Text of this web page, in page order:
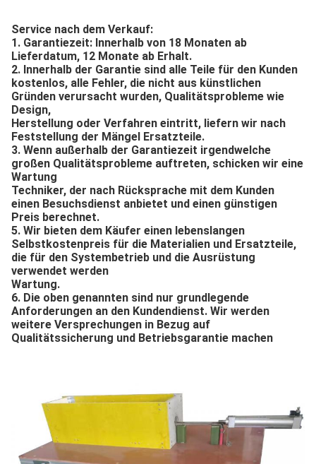
Service nach dem Verkauf:
1. Garantiezeit: Innerhalb von 18 Monaten ab
Lieferdatum, 12 Monate ab Erhalt.
2. Innerhalb der Garantie sind alle Teile für den Kunden
kostenlos, alle Fehler, die nicht aus künstlichen
Gründen verursacht wurden, Qualitätsprobleme wie
Design,
Herstellung oder Verfahren eintritt, liefern wir nach
Feststellung der Mängel Ersatzteile.
3. Wenn außerhalb der Garantiezeit irgendwelche
großen Qualitätsprobleme auftreten, schicken wir eine
Wartung
Techniker, der nach Rücksprache mit dem Kunden
einen Besuchsdienst anbietet und einen günstigen
Preis berechnet.
5. Wir bieten dem Käufer einen lebenslangen
Selbstkostenpreis für die Materialien und Ersatzteile,
die für den Systembetrieb und die Ausrüstung
verwendet werden
Wartung.
6. Die oben genannten sind nur grundlegende
Anforderungen an den Kundendienst. Wir werden
weitere Versprechungen in Bezug auf
Qualitätssicherung und Betriebsgarantie machen